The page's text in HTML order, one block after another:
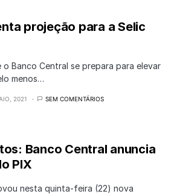
projeção para a Selic
o Banco Central se prepara para elevar
menos…
2021 SEM COMENTÁRIOS
Banco Central anuncia
PIX
nesta quinta-feira (22) nova